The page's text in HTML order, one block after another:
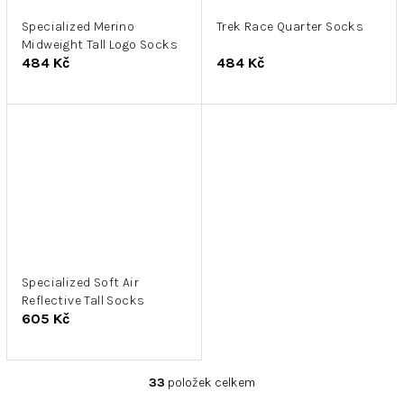
Specialized Merino
Midweight Tall Logo Socks
484 Kč
Trek Race Quarter Socks
484 Kč
Specialized Soft Air
Reflective Tall Socks
605 Kč
O
33 položek celkem